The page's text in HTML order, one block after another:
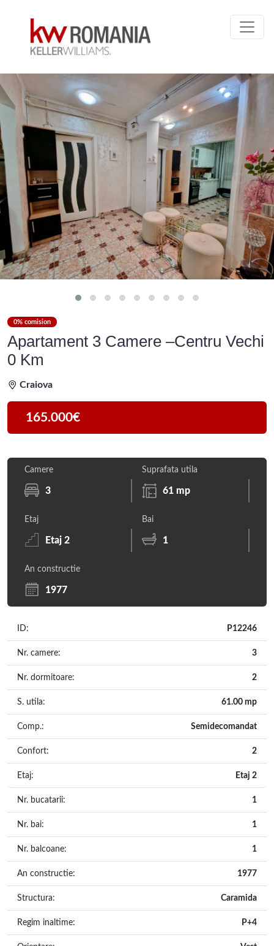
0% comision
Apartament 3 Camere –Centru Vechi
0 Km
Craiova
165.000€
Camere
3
Suprafata utila
61 mp
Etaj
Etaj 2
Bai
1
An constructie
1977
ID: P12246
Nr. camere: 3
Nr. dormitoare: 2
S. utila: 61.00 mp
Comp.: Semidecomandat
Confort: 2
Etaj: Etaj 2
Nr. bucatarii: 1
Nr. bai: 1
Nr. balcoane: 1
An constructie: 1977
Structura: Caramida
Regim inaltime: P+4